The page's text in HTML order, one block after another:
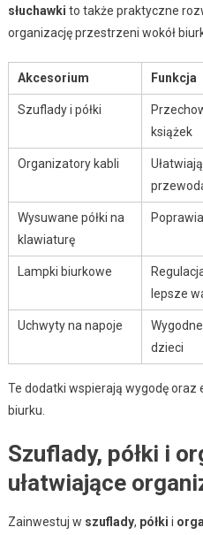
słuchawki to także praktyczne
organizację przestrzeni wokół
Akcesorium Funkcja
Szuflady i półki
książek
Organizatory kabli
Wysuwane półki na
klawiaturę
Lampki biurkowe
lepsze
Uchwyty na napoje
dzieci
Te dodatki wspierają wygodę
biurku.
Szuflady, półki i
ułatwiające
Zainwestuj w szuflady, półki i